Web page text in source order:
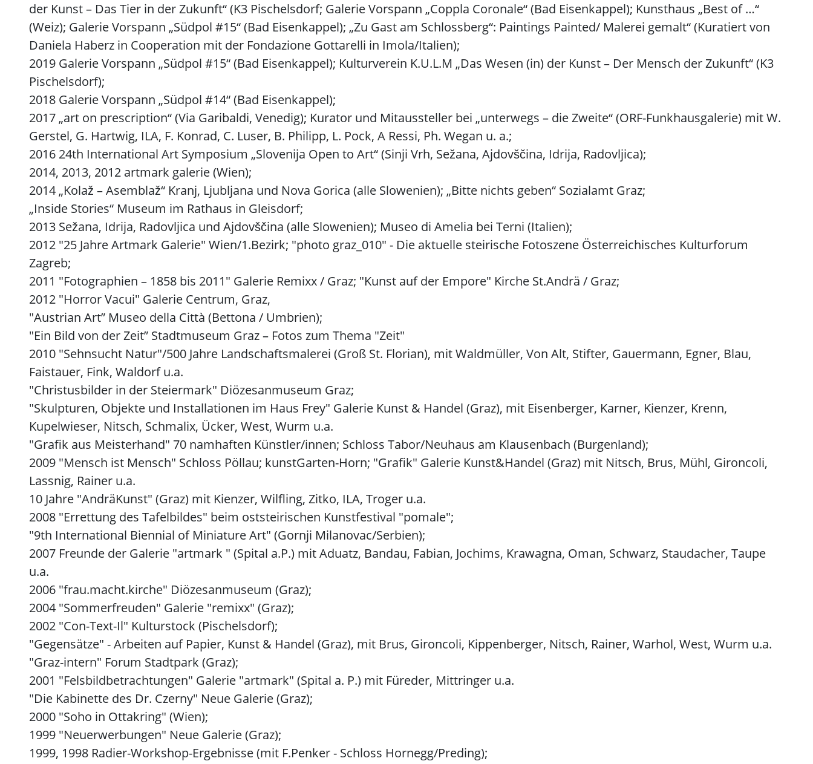
der Kunst – Das Tier in der Zukunft“ (K3 Pischelsdorf; Galerie Vorspann „Coppla Coronale“ (Bad Eisenkappel); Kunsthaus „Best of …“
(Weiz); Galerie Vorspann „Südpol #15“ (Bad Eisenkappel); „Zu Gast am Schlossberg“: Paintings Painted/ Malerei gemalt“ (Kuratiert von
Daniela Haberz in Cooperation mit der Fondazione Gottarelli in Imola/Italien);
2019 Galerie Vorspann „Südpol #15“ (Bad Eisenkappel); Kulturverein K.U.L.M „Das Wesen (in) der Kunst – Der Mensch der Zukunft“ (K3
Pischelsdorf);
2018 Galerie Vorspann „Südpol #14“ (Bad Eisenkappel);
2017 „art on prescription“ (Via Garibaldi, Venedig); Kurator und Mitaussteller bei „unterwegs – die Zweite“ (ORF-Funkhausgalerie) mit W.
Gerstel, G. Hartwig, ILA, F. Konrad, C. Luser, B. Philipp, L. Pock, A Ressi, Ph. Wegan u. a.;
2016 24th International Art Symposium „Slovenija Open to Art“ (Sinji Vrh, Sežana, Ajdovščina, Idrija, Radovljica);
2014, 2013, 2012 artmark galerie (Wien);
2014 „Kolaž – Asemblaž“ Kranj, Ljubljana und Nova Gorica (alle Slowenien); „Bitte nichts geben“ Sozialamt Graz;
„Inside Stories“ Museum im Rathaus in Gleisdorf;
2013 Sežana, Idrija, Radovljica und Ajdovščina (alle Slowenien); Museo di Amelia bei Terni (Italien);
2012 "25 Jahre Artmark Galerie" Wien/1.Bezirk; "photo graz_010" - Die aktuelle steirische Fotoszene Österreichisches Kulturforum
Zagreb;
2011 "Fotographien – 1858 bis 2011" Galerie Remixx / Graz; "Kunst auf der Empore" Kirche St.Andrä / Graz;
2012 "Horror Vacui" Galerie Centrum, Graz,
"Austrian Art” Museo della Città (Bettona / Umbrien);
"Ein Bild von der Zeit” Stadtmuseum Graz – Fotos zum Thema "Zeit"
2010 "Sehnsucht Natur"/500 Jahre Landschaftsmalerei (Groß St. Florian), mit Waldmüller, Von Alt, Stifter, Gauermann, Egner, Blau,
Faistauer, Fink, Waldorf u.a.
"Christusbilder in der Steiermark" Diözesanmuseum Graz;
"Skulpturen, Objekte und Installationen im Haus Frey" Galerie Kunst & Handel (Graz), mit Eisenberger, Karner, Kienzer, Krenn,
Kupelwieser, Nitsch, Schmalix, Ücker, West, Wurm u.a.
"Grafik aus Meisterhand" 70 namhaften Künstler/innen; Schloss Tabor/Neuhaus am Klausenbach (Burgenland);
2009 "Mensch ist Mensch" Schloss Pöllau; kunstGarten-Horn; "Grafik" Galerie Kunst&Handel (Graz) mit Nitsch, Brus, Mühl, Gironcoli,
Lassnig, Rainer u.a.
10 Jahre "AndräKunst" (Graz) mit Kienzer, Wilfling, Zitko, ILA, Troger u.a.
2008 "Errettung des Tafelbildes" beim oststeirischen Kunstfestival "pomale";
"9th International Biennial of Miniature Art" (Gornji Milanovac/Serbien);
2007 Freunde der Galerie "artmark " (Spital a.P.) mit Aduatz, Bandau, Fabian, Jochims, Krawagna, Oman, Schwarz, Staudacher, Taupe
u.a.
2006 "frau.macht.kirche" Diözesanmuseum (Graz);
2004 "Sommerfreuden" Galerie "remixx" (Graz);
2002 "Con-Text-Il" Kulturstock (Pischelsdorf);
"Gegensätze" - Arbeiten auf Papier, Kunst & Handel (Graz), mit Brus, Gironcoli, Kippenberger, Nitsch, Rainer, Warhol, West, Wurm u.a.
"Graz-intern" Forum Stadtpark (Graz);
2001 "Felsbildbetrachtungen" Galerie "artmark" (Spital a. P.) mit Füreder, Mittringer u.a.
"Die Kabinette des Dr. Czerny" Neue Galerie (Graz);
2000 "Soho in Ottakring" (Wien);
1999 "Neuerwerbungen" Neue Galerie (Graz);
1999, 1998 Radier-Workshop-Ergebnisse (mit F.Penker - Schloss Hornegg/Preding);